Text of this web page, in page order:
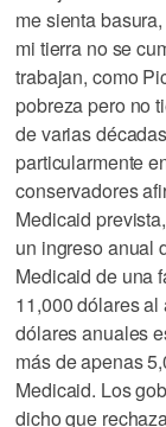
me sienta
mi tierra no se
trabajan, como
pobreza pero no
de varias
particularmente
conservadores
Medicaid
un ingreso anual
Medicaid de una
11,000 dólares
dólares anuales
más de apenas
Medicaid. Los
dicho que